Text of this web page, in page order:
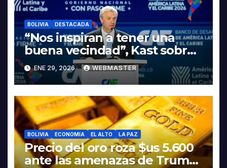
BOLIVIA DESTACADA
“Nos inspiran a tener una
buena vecindad”, Kast sobre
discurso del presidente
Rodrigo Paz
ENE 29, 2026 WEBMASTER
BOLIVIA ECONOMIA EL ALTO LA PAZ
Precio del oro roza $us 5.600
ante las amenazas de Trump